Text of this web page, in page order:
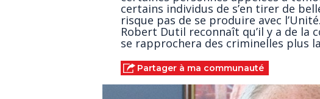
certains individus de s’en tirer de
risque pas de se produire avec
Robert Dutil reconnaît qu’il y a de
se rapprochera des criminelles plus
Partager à ma communauté